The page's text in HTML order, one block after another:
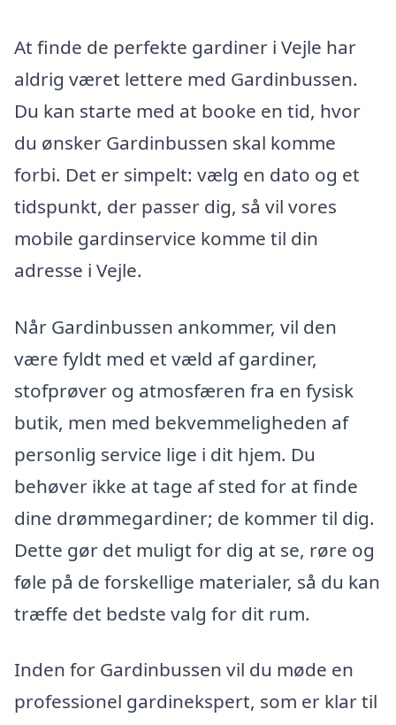
At finde de perfekte gardiner i Vejle har
aldrig været lettere med Gardinbussen.
Du kan starte med at booke en tid, hvor
du ønsker Gardinbussen skal komme
forbi. Det er simpelt: vælg en dato og et
tidspunkt, der passer dig, så vil vores
mobile gardinservice komme til din
adresse i Vejle.
Når Gardinbussen ankommer, vil den
være fyldt med et væld af gardiner,
stofprøver og atmosfæren fra en fysisk
butik, men med bekvemmeligheden af
personlig service lige i dit hjem. Du
behøver ikke at tage af sted for at finde
dine drømmegardiner; de kommer til dig.
Dette gør det muligt for dig at se, røre og
føle på de forskellige materialer, så du kan
træffe det bedste valg for dit rum.
Inden for Gardinbussen vil du møde en
professionel gardinekspert, som er klar til